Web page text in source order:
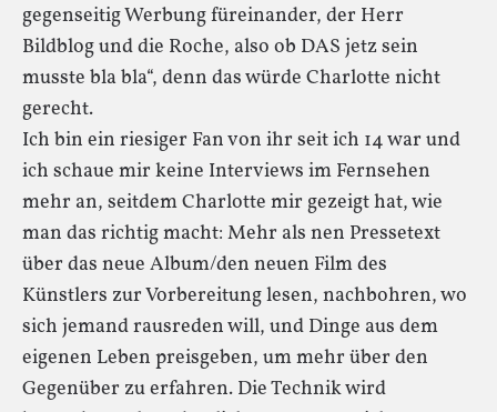
gegenseitig Werbung füreinander, der Herr
Bildblog und die Roche, also ob DAS jetz sein
musste bla bla“, denn das würde Charlotte nicht
gerecht.
Ich bin ein riesiger Fan von ihr seit ich 14 war und
ich schaue mir keine Interviews im Fernsehen
mehr an, seitdem Charlotte mir gezeigt hat, wie
man das richtig macht: Mehr als nen Pressetext
über das neue Album/den neuen Film des
Künstlers zur Vorbereitung lesen, nachbohren, wo
sich jemand rausreden will, und Dinge aus dem
eigenen Leben preisgeben, um mehr über den
Gegenüber zu erfahren. Die Technik wird